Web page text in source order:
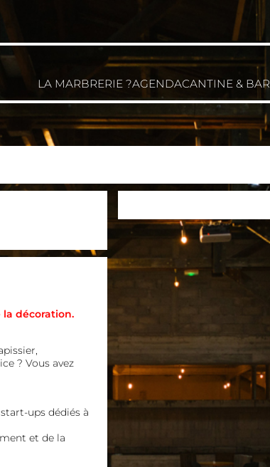
LA MARBRERIE ?AGENDACANTINE & BAR
la décoration.
? Vous avez
ups dédiés à
et de la